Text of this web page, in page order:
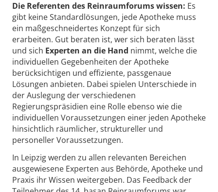
Die Referenten des Reinraumforums wissen: Es
gibt keine Standardlösungen, jede Apotheke muss
ein maßgeschneidertes Konzept für sich
erarbeiten. Gut beraten ist, wer sich beraten lässt
und sich Experten an die Hand nimmt, welche die
individuellen Gegebenheiten der Apotheke
berücksichtigen und effiziente, passgenaue
Lösungen anbieten. Dabei spielen Unterschiede in
der Auslegung der verschiedenen
Regierungspräsidien eine Rolle ebenso wie die
individuellen Voraussetzungen einer jeden Apotheke
hinsichtlich räumlicher, struktureller und
personeller Voraussetzungen.
In Leipzig werden zu allen relevanten Bereichen
ausgewiesene Experten aus Behörde, Apotheke und
Praxis ihr Wissen weitergeben. Das Feedback der